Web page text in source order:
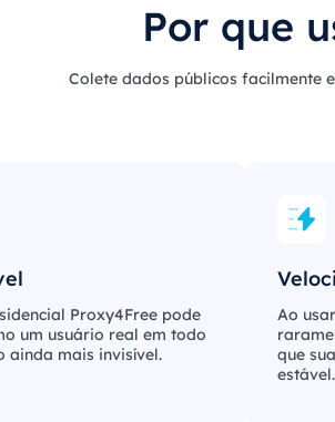
Por que
Colete dados públicos facilmente
Proxy4Free pode
um usuário real em todo
ainda mais invisível.
Ao
que
estável.